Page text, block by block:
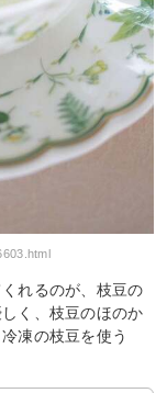
れるのが、枝豆の
く、枝豆のほのか
凍の枝豆を使う